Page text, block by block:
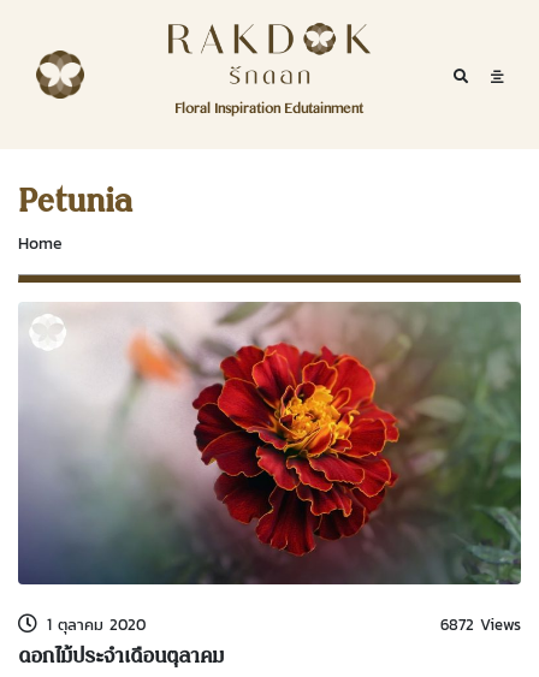
RakDok (รักดอก)
Floral Inspiration Edutainment
Mobile
RakDok
Menu
MAGAZINE
EDUTAINMENT
RAKDOK
MARKET
ABOUT
CONTACT
Channel Facebook
Twitter
Petunia
Home
1 ตุลาคม 2020 6872 Views
ดอกไม้ประจำเดือนตุลาคม